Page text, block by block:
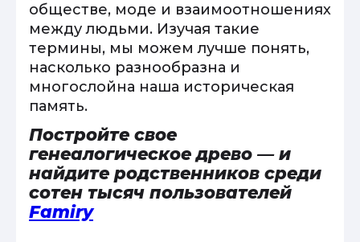
обществе, моде и взаимоотношениях
между людьми. Изучая такие
термины, мы можем лучше понять,
насколько разнообразна и
многослойна наша историческая
память.
Постройте свое
генеалогическое древо — и
найдите родственников среди
сотен тысяч пользователей
Famiry